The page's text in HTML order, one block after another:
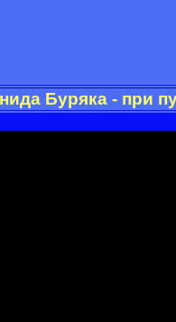
Буряка - при